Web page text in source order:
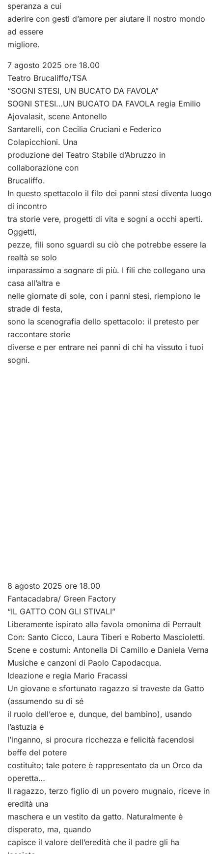
speranza a cui
aderire con gesti d’amore per aiutare il nostro mondo
ad essere
migliore.
7 agosto 2025 ore 18.00
Teatro Brucaliffo/TSA
“SOGNI STESI, UN BUCATO DA FAVOLA”
SOGNI STESI…UN BUCATO DA FAVOLA regia Emilio
Ajovalasit, scene Antonello
Santarelli, con Cecilia Cruciani e Federico
Colapicchioni. Una
produzione del Teatro Stabile d’Abruzzo in
collaborazione con
Brucaliffo.
In questo spettacolo il filo dei panni stesi diventa luogo
di incontro
tra storie vere, progetti di vita e sogni a occhi aperti.
Oggetti,
pezze, fili sono sguardi su ciò che potrebbe essere la
realtà se solo
imparassimo a sognare di più. I fili che collegano una
casa all’altra e
nelle giornate di sole, con i panni stesi, riempiono le
strade di festa,
sono la scenografia dello spettacolo: il pretesto per
raccontare storie
diverse e per entrare nei panni di chi ha vissuto i tuoi
sogni.
8 agosto 2025 ore 18.00
Fantacadabra/ Green Factory
“IL GATTO CON GLI STIVALI”
Liberamente ispirato alla favola omonima di Perrault
Con: Santo Cicco, Laura Tiberi e Roberto Mascioletti.
Scene e costumi: Antonella Di Camillo e Daniela Verna
Musiche e canzoni di Paolo Capodacqua.
Ideazione e regia Mario Fracassi
Un giovane e sfortunato ragazzo si traveste da Gatto
(assumendo su di sé
il ruolo dell’eroe e, dunque, del bambino), usando
l’astuzia e
l’inganno, si procura ricchezza e felicità facendosi
beffe del potere
costituito; tale potere è rappresentato da un Orco da
operetta…
Il ragazzo, terzo figlio di un povero mugnaio, riceve in
eredità una
maschera e un vestito da gatto. Naturalmente è
disperato, ma, quando
capisce il valore dell’eredità che il padre gli ha